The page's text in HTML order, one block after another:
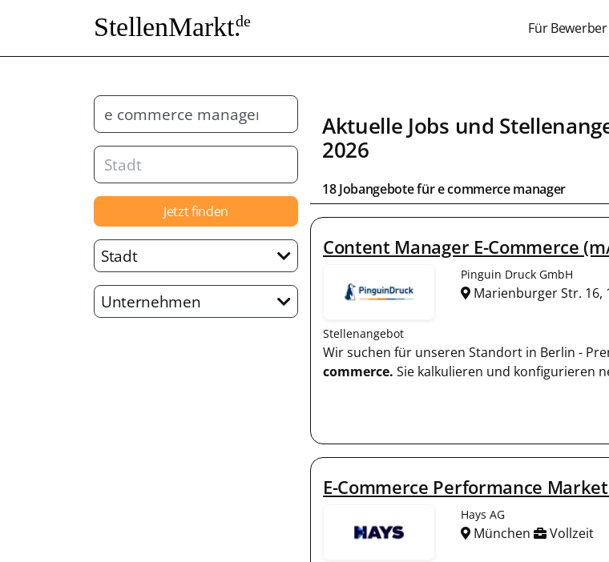
StellenMarkt.de Für Bewerber
Jetzt finden
Stadt
Unternehmen
Aktuelle Jobs und
2026
18 Jobangebote für e commerce manager
Content Manager E-Commerce
Pinguin Druck GmbH
Marienburger Str. 16,
Stellenangebot
Wir suchen für unseren Standort in Berlin -
commerce. Sie kalkulieren und konfigurieren
E-Commerce Performance
Hays AG
München Vollzeit